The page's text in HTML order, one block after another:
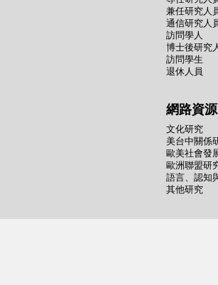
兼任研究人
通信研究人
訪問學人
博士後研究
訪問學生
退休人員
網路資源
文化研究
美台中關係
歐美社會發
歐洲聯盟研
語言、認知
其他研究